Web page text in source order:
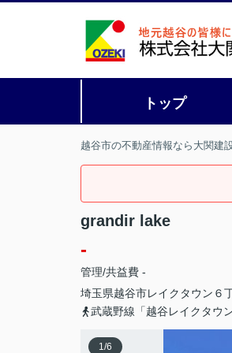
トップ
越谷市の不動産情報なら大関建
grandir lake
-
管理/共益費 -
埼玉県越谷市レイクタウン ６
武蔵野線「越谷レイクタウ
1/6